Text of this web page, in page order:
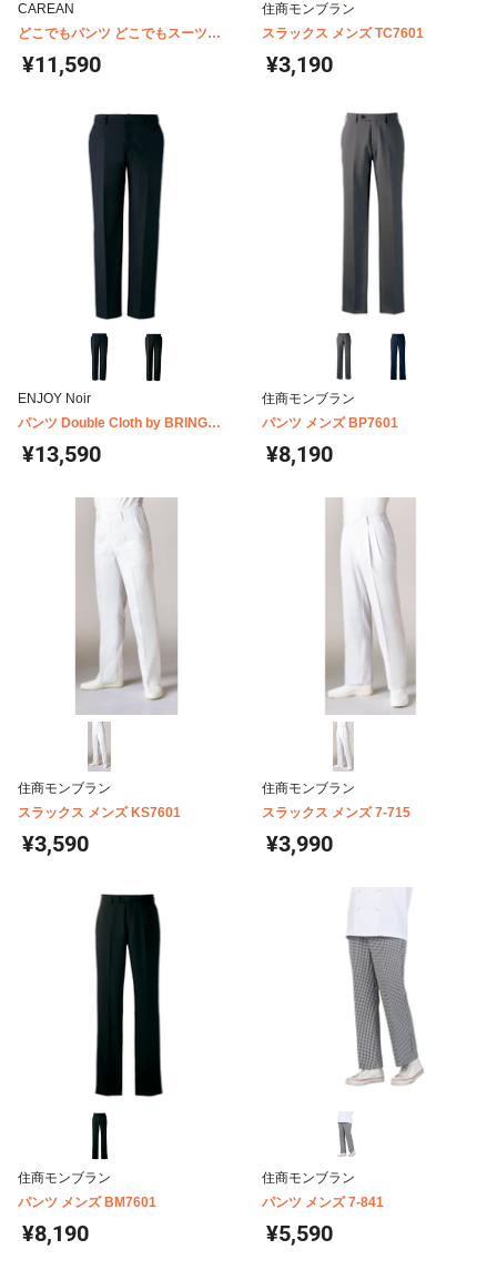
CAREAN
どこでもパンツ どこでもスーツ
CAM188
¥11,590
住商モンブラン
スラックス メンズ TC7601
¥3,190
ENJOY Noir
パンツ Double Cloth by BRING
MAteriAl NAM021
¥13,590
住商モンブラン
パンツ メンズ BP7601
¥8,190
住商モンブラン
スラックス メンズ KS7601
¥3,590
住商モンブラン
スラックス メンズ 7-715
¥3,990
住商モンブラン
パンツ メンズ BM7601
¥8,190
住商モンブラン
パンツ メンズ 7-841
¥5,590